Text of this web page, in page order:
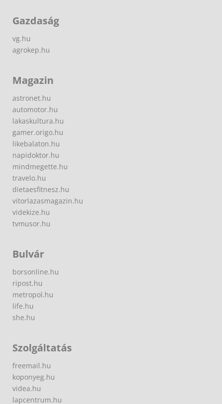
Gazdaság
vg.hu
agrokep.hu
Magazin
astronet.hu
automotor.hu
lakaskultura.hu
gamer.origo.hu
likebalaton.hu
napidoktor.hu
mindmegette.hu
travelo.hu
dietaesfitnesz.hu
vitorlazasmagazin.hu
videkize.hu
tvmusor.hu
Bulvár
borsonline.hu
ripost.hu
metropol.hu
life.hu
she.hu
Szolgáltatás
freemail.hu
koponyeg.hu
videa.hu
lapcentrum.hu